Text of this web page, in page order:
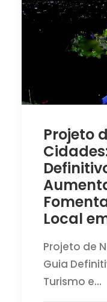
Projeto
Local
Projeto de
Guia
Turismo e…